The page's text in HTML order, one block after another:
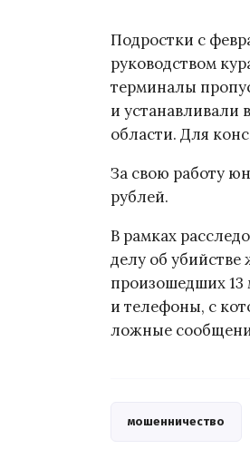
Подростки с
руководством
терминалы
и устанавливали
области. Для
За свою работу
рублей.
В рамках
делу об
произошедших 13
и телефоны, с
ложные
мошенничество